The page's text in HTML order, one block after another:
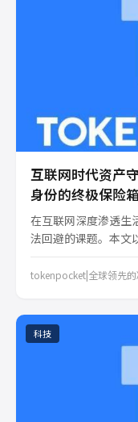
互联网时代资产
身份的终极保险箱
在互联网深度渗透生
法回避的课题。本文
储，带你理解
tokenpocket|全球领先
科技